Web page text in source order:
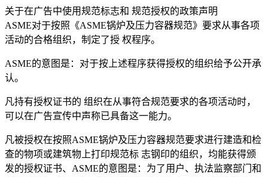
关于在广告中使用规范标志和 规范授权的政策声明
ASME对于按照《ASME锅炉及压力容器规范》要求从事各项
活动的合格组织，制定了授 权程序。
ASME的意图是：对于按上述程序获得授权的组织给予公开承
认。
凡持有授权证书的 组织在从事符合规范要求的各项活动时，
可以在广告宣传中声称已具备这一能力。
凡被授权在按照ASME锅炉及压力容器规范要求进行建造和检
查的物项或建筑物上打印规范标 志钢印的组织，均能获得颁
发的授权证书、ASME的意图是：为了用户、执法监察部门和